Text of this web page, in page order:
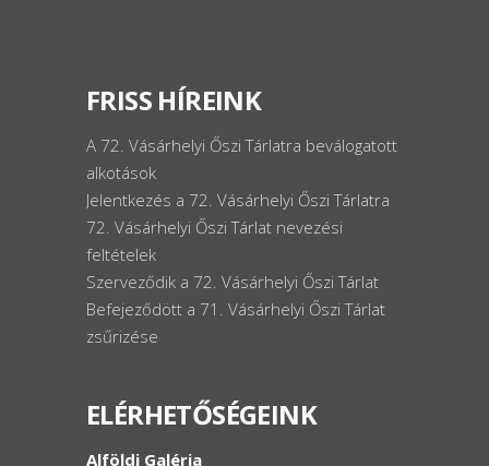
FRISS HÍREINK
A 72. Vásárhelyi Őszi Tárlatra beválogatott
alkotások
Jelentkezés a 72. Vásárhelyi Őszi Tárlatra
72. Vásárhelyi Őszi Tárlat nevezési
feltételek
Szerveződik a 72. Vásárhelyi Őszi Tárlat
Befejeződött a 71. Vásárhelyi Őszi Tárlat
zsűrizése
ELÉRHETŐSÉGEINK
Alföldi Galéria